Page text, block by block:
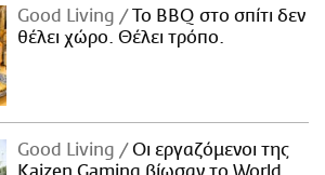
Good Living
Το BBQ στο σπίτι δεν
θέλει χώρο. Θέλει τρόπο.
Good Living
Οι εργαζόμενοι της